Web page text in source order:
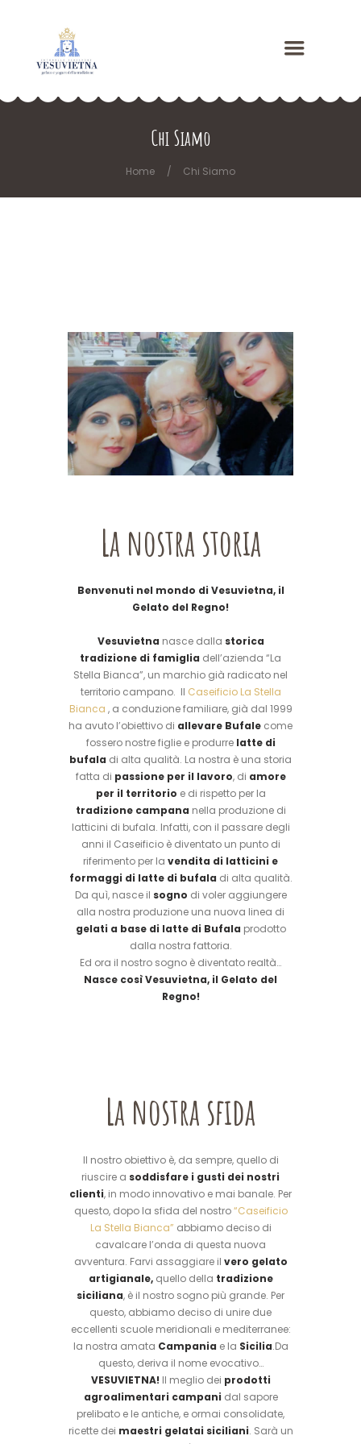
Chi Siamo
Home Chi Siamo
La nostra storia
Benvenuti nel mondo di Vesuvietna, il
Gelato del Regno!
Vesuvietna nasce dalla storica
tradizione di famiglia dell’azienda “La
Stella Bianca”, un marchio già radicato nel
territorio campano. Il Caseificio La Stella
Bianca , a conduzione familiare, già dal 1999
ha avuto l’obiettivo di allevare Bufale come
fossero nostre figlie e produrre latte di
bufala di alta qualità. La nostra è una storia
fatta di passione per il lavoro, di amore
per il territorio e di rispetto per la
tradizione campana nella produzione di
latticini di bufala. Infatti, con il passare degli
anni il Caseificio è diventato un punto di
riferimento per la vendita di latticini e
formaggi di latte di bufala di alta qualità.
Da quì, nasce il sogno di voler aggiungere
alla nostra produzione una nuova linea di
gelati a base di latte di Bufala prodotto
dalla nostra fattoria.
Ed ora il nostro sogno è diventato realtà…
Nasce così Vesuvietna, il Gelato del
Regno!
La nostra sfida
Il nostro obiettivo è, da sempre, quello di
riuscire a soddisfare i gusti dei nostri
clienti, in modo innovativo e mai banale. Per
questo, dopo la sfida del nostro“Caseificio
La Stella Bianca” abbiamo deciso di
cavalcare l’onda di questa nuova
avventura. Farvi assaggiare il vero gelato
artigianale,quello della tradizione
siciliana, è il nostro sogno più grande. Per
questo, abbiamo deciso di unire due
eccellenti scuole meridionali e mediterranee:
la nostra amata Campania e la Sicilia.Da
questo, deriva il nome evocativo…
VESUVIETNA! Il meglio dei prodotti
agroalimentari campani dal sapore
prelibato e le antiche, e ormai consolidate,
ricette dei maestri gelatai siciliani. Sarà un